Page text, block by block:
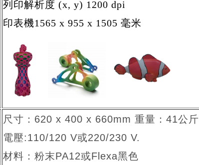
列印解析度 (x, y) 1200 dpi
印表機1565 x 955 x 1505 毫米
尺寸：620 x 400 x 660mm 重量：41公斤
電壓:110/120 V或220/230 V.
材料：粉末PA12或Flexa黑色